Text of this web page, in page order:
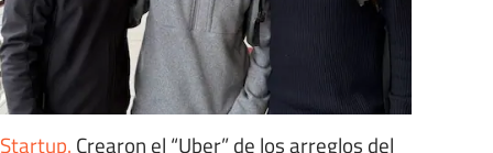
Startup. Crearon el “Uber” de los arreglos del